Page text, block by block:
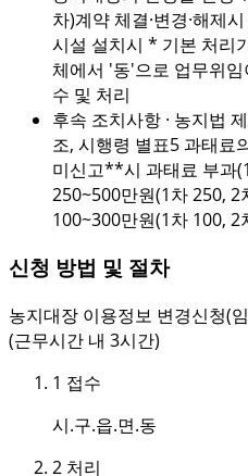
차)계약 체결·변경·해제
시설 설치시 * 기본 처리
체에서 '동'으로 업무위
수 및 처리
후속 조치사항 · 농지법
조, 시행령 별표5 과태료
미신고**시 과태료 부과
250~500만원(1차 250,
100~300만원(1차 100, 2
신청 방법 및 절차
농지대장 이용정보 변경신청(
(근무시간 내 3시간)
1 접수
시.구.읍.면.동
2 처리